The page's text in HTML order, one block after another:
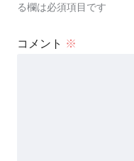
る欄は必須項目です
コメント ※